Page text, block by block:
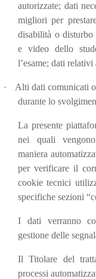
autorizzate; dati
migliori per
disabilità o disturbo
e video dello
l’esame; dati relativi
·
Alti dati comunicati
durante lo
La presente
nei quali
maniera
per verificare il
cookie tecnici
specifiche sezioni
I dati verranno
gestione delle
Il Titolare del
processi